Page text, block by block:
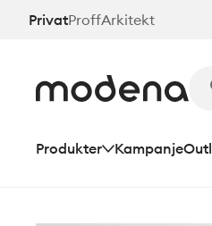
HoppPrivatProffArkitekt
Produkter Kampanje